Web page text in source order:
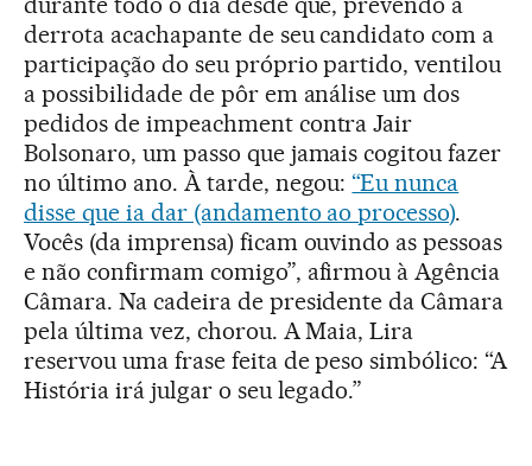
derrota acachapante de seu candidato com a
participação do seu próprio partido, ventilou
a possibilidade de pôr em análise um dos
pedidos de impeachment contra Jair
Bolsonaro, um passo que jamais cogitou fazer
no último ano. À tarde, negou:“Eu nunca
disse que ia dar (andamento ao processo).
Vocês (da imprensa) ficam ouvindo as pessoas
e não confirmam comigo”, afirmou à Agência
Câmara. Na cadeira de presidente da Câmara
pela última vez, chorou. A Maia, Lira
reservou uma frase feita de peso simbólico: “A
História irá julgar o seu legado.”